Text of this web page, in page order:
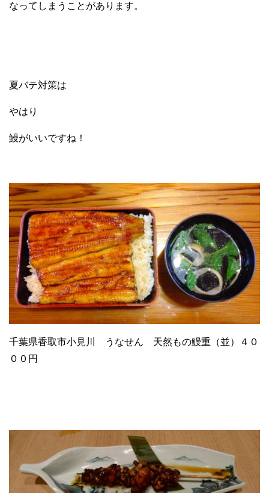
なってしまうことがあります。
夏バテ対策は
やはり
鰻がいいですね！
千葉県香取市小見川 うなせん 天然もの鰻重（並）４０
００円